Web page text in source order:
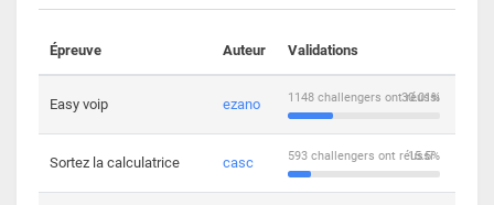
Épreuve Auteur Validations
Easy voip ezano 30.01%
1148 challengers ont réussi
Sortez la calculatrice casc 15.5%
593 challengers ont réussi